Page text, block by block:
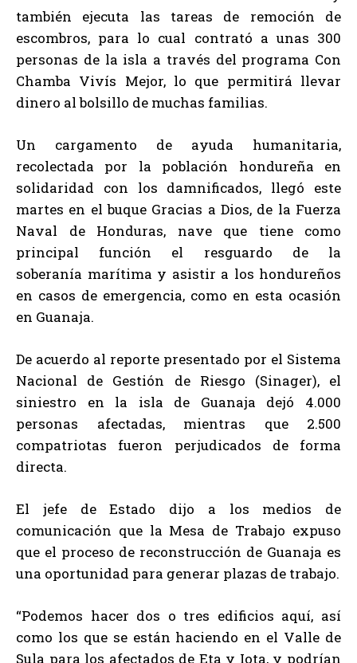
también ejecuta las tareas de remoción de
escombros, para lo cual contrató a unas 300
personas de la isla a través del programa Con
Chamba Vivís Mejor, lo que permitirá llevar
dinero al bolsillo de muchas familias.
Un cargamento de ayuda humanitaria,
recolectada por la población hondureña en
solidaridad con los damnificados, llegó este
martes en el buque Gracias a Dios, de la Fuerza
Naval de Honduras, nave que tiene como
principal función el resguardo de la
soberanía marítima y asistir a los hondureños
en casos de emergencia, como en esta ocasión
en Guanaja.
De acuerdo al reporte presentado por el Sistema
Nacional de Gestión de Riesgo (Sinager), el
siniestro en la isla de Guanaja dejó 4.000
personas afectadas, mientras que 2.500
compatriotas fueron perjudicados de forma
directa.
El jefe de Estado dijo a los medios de
comunicación que la Mesa de Trabajo expuso
que el proceso de reconstrucción de Guanaja es
una oportunidad para generar plazas de trabajo.
“Podemos hacer dos o tres edificios aquí, así
como los que se están haciendo en el Valle de
Sula para los afectados de Eta y Iota, y podrían